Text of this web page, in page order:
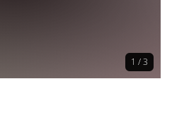
1 / 3